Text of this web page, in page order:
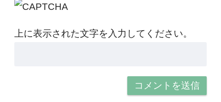
上に表示された文字を入力してください。